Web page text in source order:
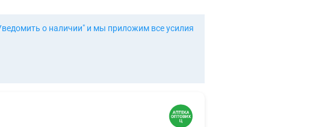
о наличии" и мы приложим все усилия